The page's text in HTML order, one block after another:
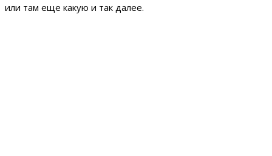
или там еще какую и так далее.